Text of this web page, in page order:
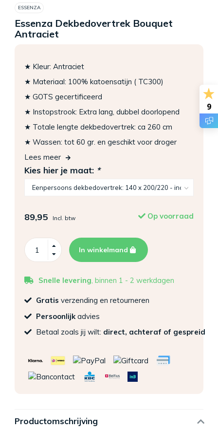
ESSENZA
Essenza Dekbedovertrek Bouquet
Antraciet
★ Kleur: Antraciet
★ Materiaal: 100% katoensatijn ( TC300)
★ GOTS gecertificeerd
★ Instopstrook: Extra lang, dubbel doorlopend
★ Totale lengte dekbedovertrek: ca 260 cm
★ Wassen: tot 60 gr. en geschikt voor droger
Lees meer
Kies hier je maat: *
89,95 Incl. btw Op voorraad
In winkelmand
Snelle levering, binnen 1 - 2 werkdagen
Gratis verzending en retourneren
Persoonlijk advies
Betaal zoals jij wilt: direct, achteraf of gespreid
Productomschrijving
9